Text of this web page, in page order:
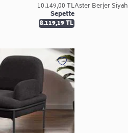
10.149,00 TL
Sepette
8.119,19 TL
Aster Berjer Siyah